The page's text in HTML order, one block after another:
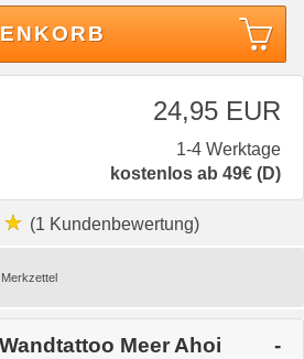
24,95 EUR
1-4 Werktage
kostenlos ab 49€ (D)
(1 Kundenbewertung)
Meer Ahoi